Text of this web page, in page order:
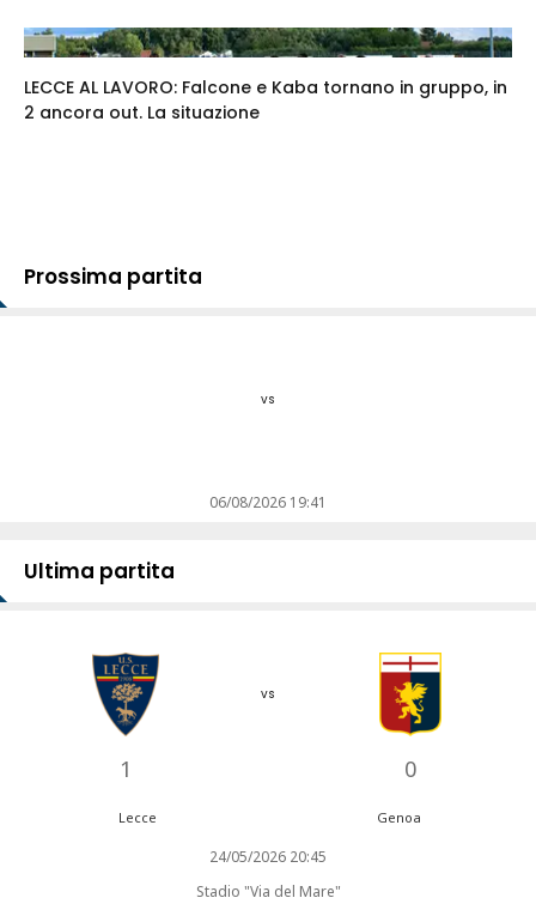
LECCE AL LAVORO: Falcone e Kaba tornano in gruppo, in
2 ancora out. La situazione
Prossima partita
vs
06/08/2026 19:41
Ultima partita
1
vs
0
Lecce Genoa
24/05/2026 20:45
Stadio "Via del Mare"